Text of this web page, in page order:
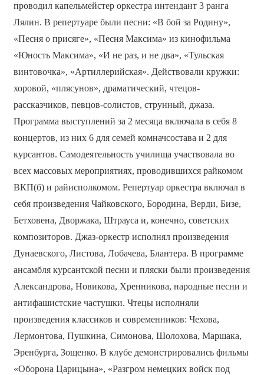
проводил капельмейстер оркестра интендант 3 ранга
Лялин. В репертуаре были песни: «В бой за Родину»,
«Песня о присяге», «Песня Максима» из кинофильма
«Юность Максима», «И не раз, и не два», «Тульская
винтовочка», «Артиллерийская». Действовали кружки:
хоровой, «плясунов», драматический, чтецов-
рассказчиков, певцов-солистов, струнный, джаза.
Программа выступлений за 2 месяца включала в себя 8
концертов, из них 6 для семей комначсостава и 2 для
курсантов. Самодеятельность училища участвовала во
всех массовых мероприятиях, проводившихся райкомом
ВКП(б) и райисполкомом. Репертуар оркестра включал в
себя произведения Чайковского, Бородина, Верди, Бизе,
Бетховена, Дворжака, Штрауса и, конечно, советских
композиторов. Джаз-оркестр исполнял произведения
Дунаевского, Листова, Лобачева, Блантера. В программе
ансамбля курсантской песни и пляски были произведения
Александрова, Новикова, Хренникова, народные песни и
антифашистские частушки. Чтецы исполняли
произведения классиков и современников: Чехова,
Лермонтова, Пушкина, Симонова, Шолохова, Маршака,
Эренбурга, Зощенко. В клубе демонстрировались фильмы
«Оборона Царицына», «Разгром немецких войск под